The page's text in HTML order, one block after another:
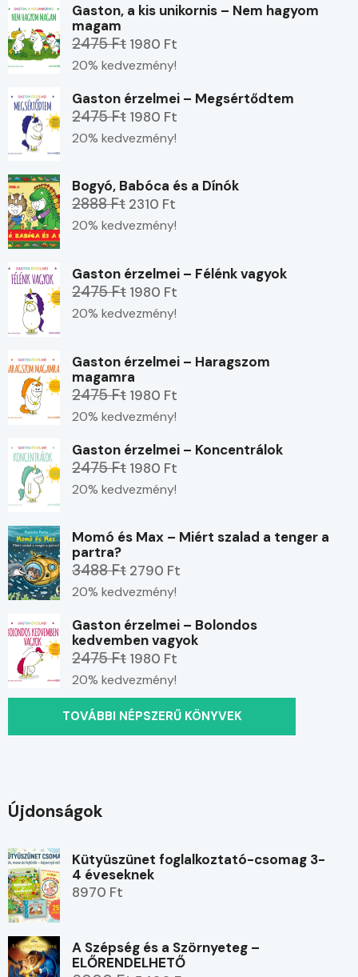
Gaston, a kis unikornis – Nem hagyom
magam
2475 Ft 1980 Ft
20% kedvezmény!
Gaston érzelmei – Megsértődtem
2475 Ft 1980 Ft
20% kedvezmény!
Bogyó, Babóca és a Dínók
2888 Ft 2310 Ft
20% kedvezmény!
Gaston érzelmei – Félénk vagyok
2475 Ft 1980 Ft
20% kedvezmény!
Gaston érzelmei – Haragszom
magamra
2475 Ft 1980 Ft
20% kedvezmény!
Gaston érzelmei – Koncentrálok
2475 Ft 1980 Ft
20% kedvezmény!
Momó és Max – Miért szalad a tenger a
partra?
3488 Ft 2790 Ft
20% kedvezmény!
Gaston érzelmei – Bolondos
kedvemben vagyok
2475 Ft 1980 Ft
20% kedvezmény!
TOVÁBBI NÉPSZERŰ KÖNYVEK
Újdonságok
Kütyüszünet foglalkoztató-csomag 3-
4 éveseknek
8970 Ft
A Szépség és a Szörnyeteg –
ELŐRENDELHETŐ